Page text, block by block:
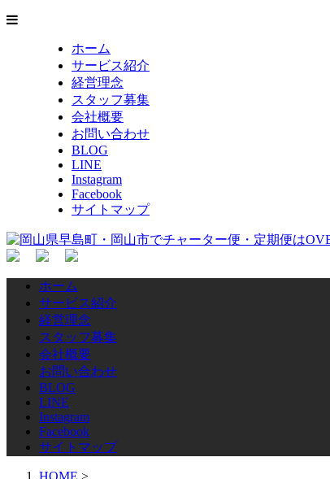
ホーム
サービス紹介
経営理念
スタッフ募集
会社概要
お問い合わせ
BLOG
LINE
Instagram
Facebook
サイトマップ
ホーム
サービス紹介
経営理念
スタッフ募集
会社概要
お問い合わせ
BLOG
LINE
Instagram
Facebook
サイトマップ
HOME >